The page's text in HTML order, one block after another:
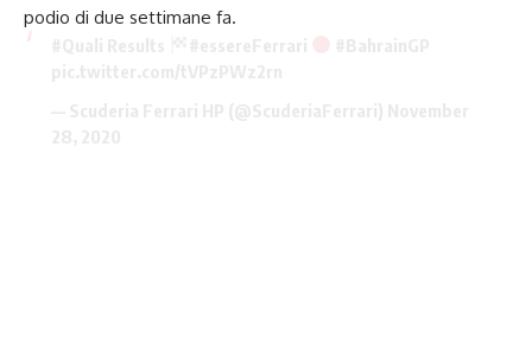
podio di due settimane fa.